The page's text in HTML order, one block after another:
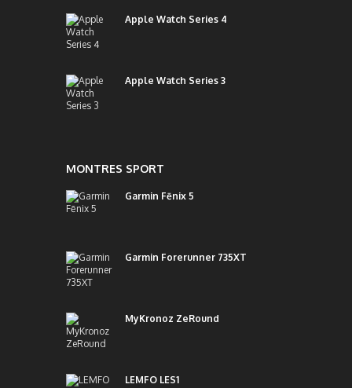
Apple Watch Series 4
Apple Watch Series 3
MONTRES SPORT
Garmin Fēnix 5
Garmin Forerunner 735XT
MyKronoz ZeRound
LEMFO LES1